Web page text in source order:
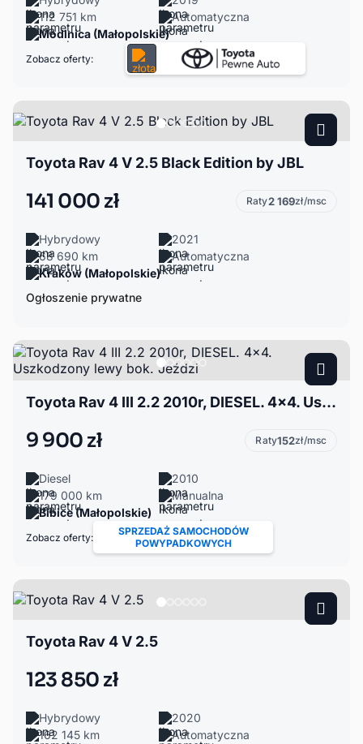
112 751 km
Automatyczna
Modlnica (Małopolskie)
Zobacz oferty:
Toyota Rav 4 V 2.5 Black Edition by JBL
141 000 zł Raty2 169zł/msc
Hybrydowy
2021
68 690 km
Automatyczna
Kraków (Małopolskie)
Ogłoszenie prywatne
Toyota Rav 4 III 2.2 2010r, DIESEL. 4x4. Uszkodzony lewy bok. Jeździ
9 900 zł Raty152zł/msc
Diesel
2010
179 000 km
Manualna
Bibice (Małopolskie)
Zobacz oferty:
SPRZEDAŻ SAMOCHODÓW
POWYPADKOWYCH
Toyota Rav 4 V 2.5
123 850 zł
Hybrydowy
2020
162 145 km
Automatyczna